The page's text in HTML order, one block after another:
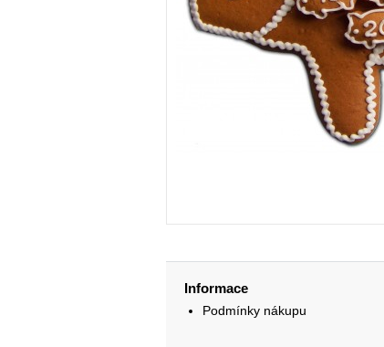
Informace
Podmínky nákupu